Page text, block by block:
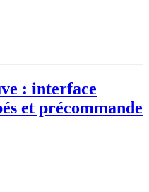
: interface
et précommande